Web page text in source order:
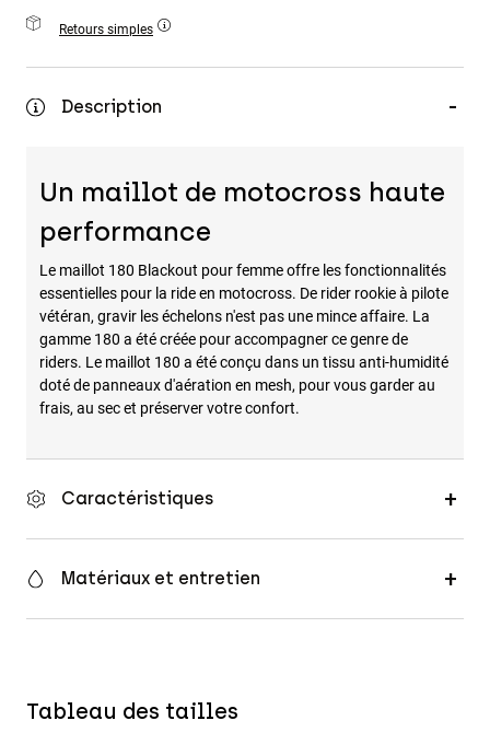
Accessoires
Tous les accessoires
Sacs et sacs à dos
Retours simples
Description
Un maillot de motocross haute
performance
Le maillot 180 Blackout pour femme offre les fonctionnalités
essentielles pour la ride en motocross. De rider rookie à pilote
vétéran, gravir les échelons n'est pas une mince affaire. La
gamme 180 a été créée pour accompagner ce genre de
riders. Le maillot 180 a été conçu dans un tissu anti-humidité
doté de panneaux d'aération en mesh, pour vous garder au
frais, au sec et préserver votre confort.
Caractéristiques
Matériaux et entretien
Tableau des tailles